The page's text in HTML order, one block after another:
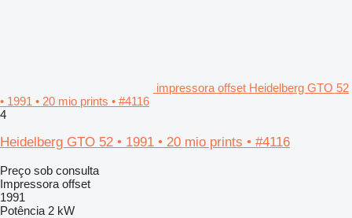
impressora offset Heidelberg GTO 52
• 1991 • 20 mio prints • #4116
4
Heidelberg GTO 52 • 1991 • 20 mio prints • #4116
Preço sob consulta
Impressora offset
1991
Potência 2 kW